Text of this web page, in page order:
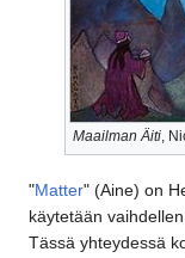
Maailman Äiti,
"Matter" (Aine) on
käytetään
Tässä yhteydessä